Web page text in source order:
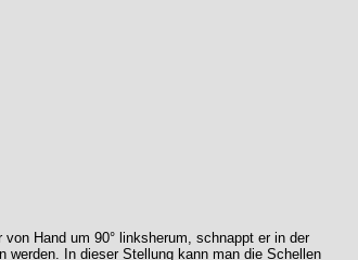
Hand um 90° linksherum, schnappt er in der
werden. In dieser Stellung kann man die Schellen